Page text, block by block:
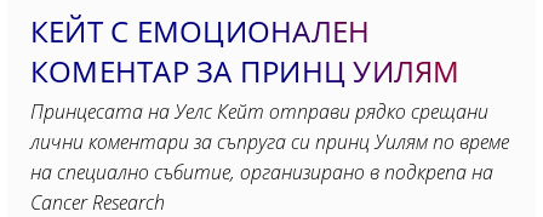
КЕЙТ С ЕМОЦИОНАЛЕН
КОМЕНТАР ЗА ПРИНЦ УИЛЯМ
Принцесата на Уелс Кейт отправи рядко срещани
лични коментари за съпруга си принц Уилям по време
на специално събитие, организирано в подкрепа на
Cancer Research